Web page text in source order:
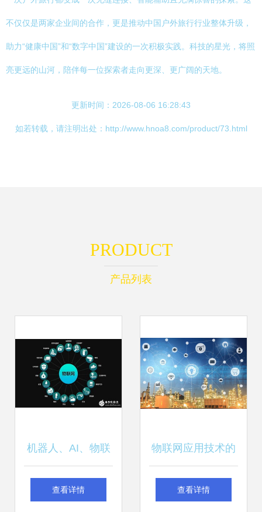
不仅仅是两家企业间的合作，更是推动中国户外旅行行业整体升级，
助力“健康中国”和“数字中国”建设的一次积极实践。科技的星光，将照
亮更远的山河，陪伴每一位探索者走向更深、更广阔的天地。
更新时间：2026-08-06 16:28:43
如若转载，请注明出处：http://www.hnoa8.com/product/73.html
PRODUCT
产品列表
机器人、AI、物联
网多方崛起，如何
查看详情
物联网应用技术的
发展历史
查看详情